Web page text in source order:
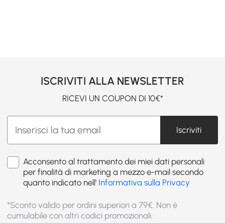
ISCRIVITI ALLA NEWSLETTER
RICEVI UN COUPON DI 10€*
Iscriviti
Acconsento al trattamento dei miei dati personali
per finalità di marketing a mezzo e-mail secondo
quanto indicato nell' Informativa sulla Privacy
*Sconto valido per ordini superiori a 79€. Non è
cumulabile con altri codici promozionali.